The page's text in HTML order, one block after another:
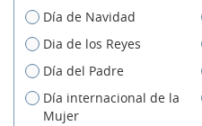
Día de Navidad
Dia de los Reyes
Día del Padre
Día internacional de la
Mujer